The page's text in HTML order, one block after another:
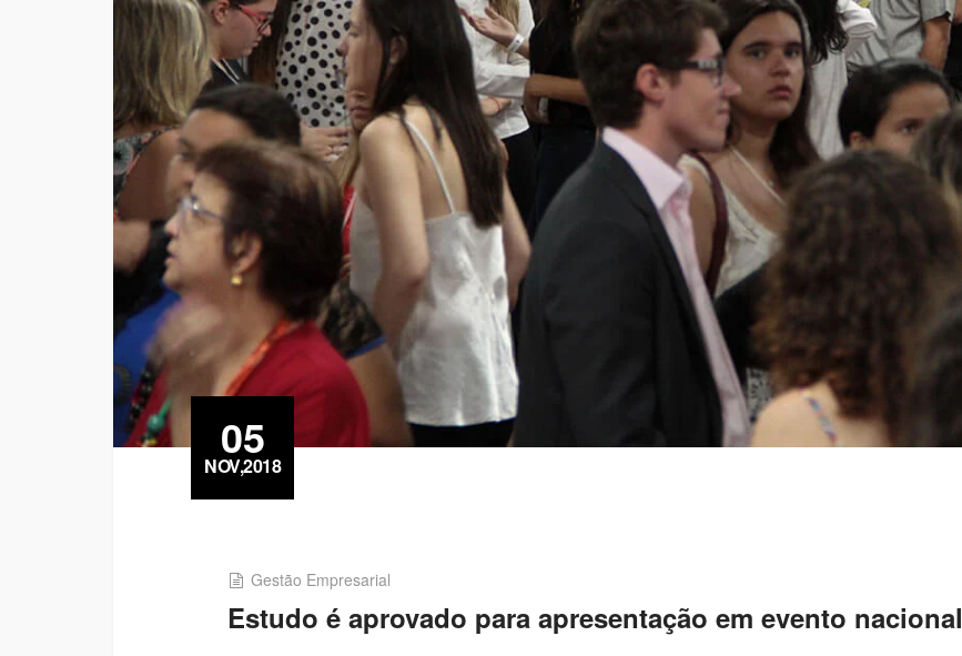
05
NOV,2018
Gestão Empresarial
Estudo é aprovado para apresentação em evento nacional